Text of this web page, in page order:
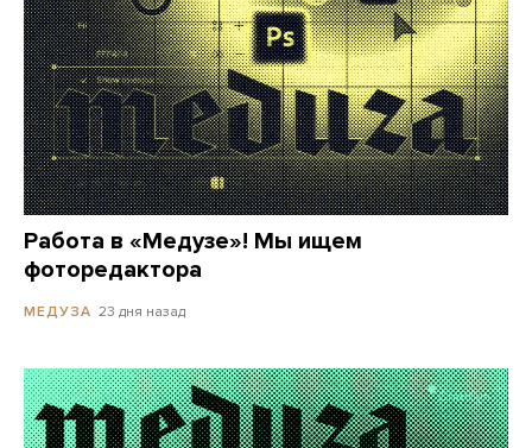
Работа в «Медузе»! Мы ищем
фоторедактора
МЕДУЗА 23 дня назад